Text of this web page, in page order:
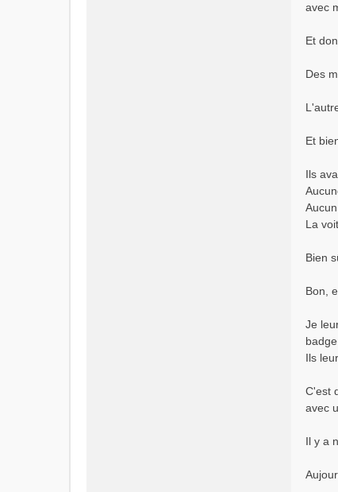
avec
Et
Des
Et
Ils
La
Bien
Bon,
Je
Ils
C'est
avec
Il y a